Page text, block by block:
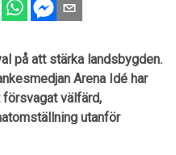
på att stärka landsbygden.
Arena Idé har
välfärd,
utanför